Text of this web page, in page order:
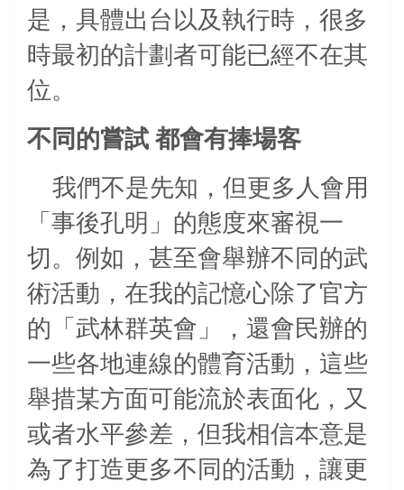
是，具體出台以及執行時，很多
時最初的計劃者可能已經不在其
位。
不同的嘗試 都會有捧場客
我們不是先知，但更多人會用
「事後孔明」的態度來審視一
切。例如，甚至會舉辦不同的武
術活動，在我的記憶心除了官方
的「武林群英會」，還會民辦的
一些各地連線的體育活動，這些
舉措某方面可能流於表面化，又
或者水平參差，但我相信本意是
為了打造更多不同的活動，讓更